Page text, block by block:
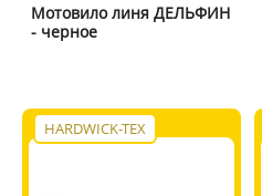
Мотовило линя ДЕЛЬФИН
- черное
HARDWICK-TEX